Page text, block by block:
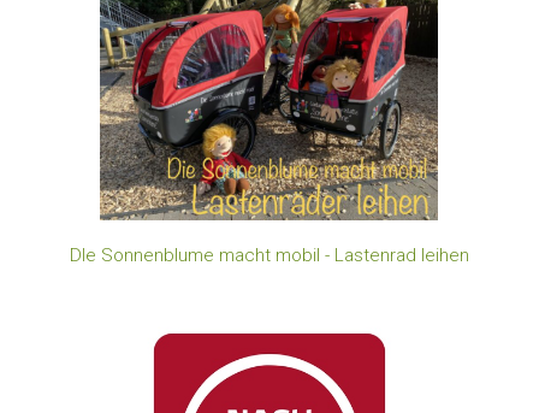
DIe Sonnenblume macht mobil - Lastenrad leihen